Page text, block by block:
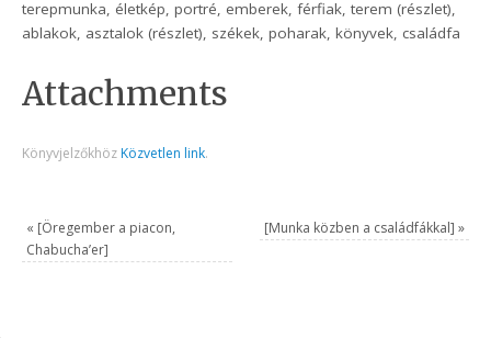
terepmunka, életkép, portré, emberek, férfiak, terem (részlet),
ablakok, asztalok (részlet), székek, poharak, könyvek, családfa
Attachments
Könyvjelzőkhöz Közvetlen link.
« [Öregember a piacon,
Chabucha’er]
[Munka közben a családfákkal] »